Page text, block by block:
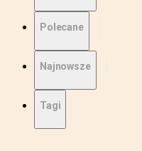
Polecane
Najnowsze
Tagi